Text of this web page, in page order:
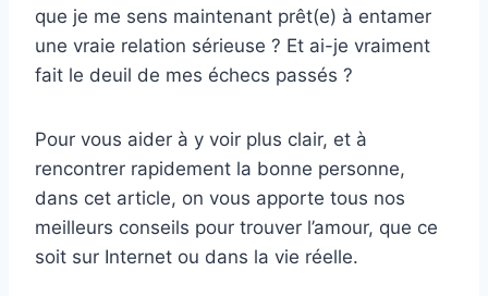
que je me sens maintenant prêt(e) à entamer
une vraie relation sérieuse ? Et ai-je vraiment
fait le deuil de mes échecs passés ?
Pour vous aider à y voir plus clair, et à
rencontrer rapidement la bonne personne,
dans cet article, on vous apporte tous nos
meilleurs conseils pour trouver l’amour, que ce
soit sur Internet ou dans la vie réelle.